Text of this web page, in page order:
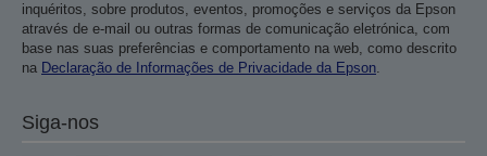
inquéritos, sobre produtos, eventos, promoções e serviços da Epson
através de e-mail ou outras formas de comunicação eletrónica, com
base nas suas preferências e comportamento na web, como descrito
na Declaração de Informações de Privacidade da Epson.
Siga-nos